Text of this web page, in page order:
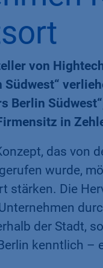
von
Berlin
in
das von
wurde,
stärken. Die
der Stadt,
kenntlich